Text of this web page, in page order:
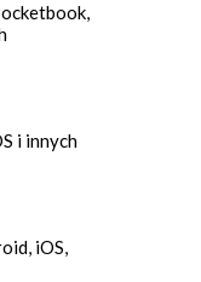
i innych
iOS,